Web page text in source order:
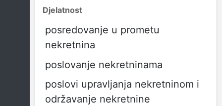
Djelatnost
posredovanje u prometu
nekretnina
poslovanje nekretninama
poslovi upravljanja nekretninom i
održavanje nekretnine